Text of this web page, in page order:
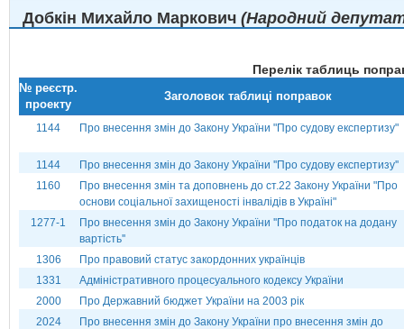
Добкін Михайло Маркович (Народний депутат
Перелік таблиць
№ реєстр.
проекту
Заголовок таблиці поправок
1144 Про внесення змін до Закону України "Про судову експертизу"
1144
Про внесення змін до Закону України ''Про судову експертизу''
1160
Про внесення змін та доповнень до ст.22 Закону України "Про
основи соціальної захищеності інвалідів в Україні"
1277-1
Про внесення змін до Закону України ''Про податок на додану
вартість''
1306
Про правовий статус закордонних українців
1331
Адміністративного процесуального кодексу України
2000
Про Державний бюджет України на 2003 рік
2024
Про внесення змін до Закону України про внесення змін до